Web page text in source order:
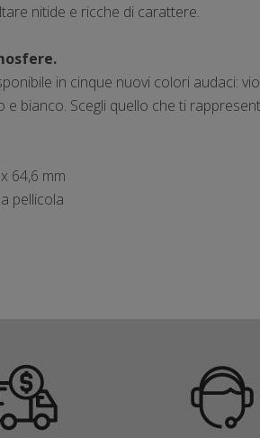
nitide e ricche di carattere.
in cinque nuovi colori audaci:
e bianco. Scegli quello che ti
64,6 mm
pellicola